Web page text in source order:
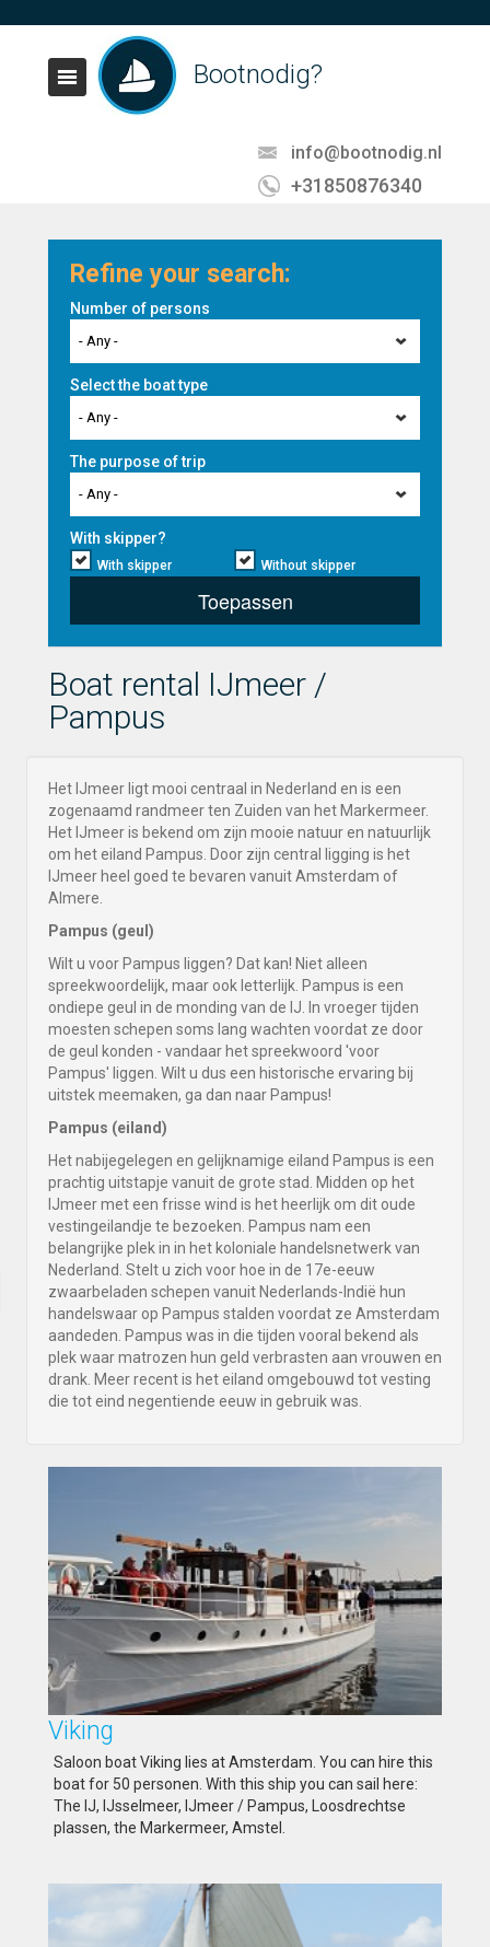
Bootnodig?
info@bootnodig.nl
+31850876340
Refine your search:
Number of persons
- Any -
Select the boat type
- Any -
The purpose of trip
- Any -
With skipper?
With skipper Without skipper
Toepassen
Boat rental IJmeer /
Pampus
Het IJmeer ligt mooi centraal in Nederland en is een
zogenaamd randmeer ten Zuiden van het Markermeer.
Het IJmeer is bekend om zijn mooie natuur en natuurlijk
om het eiland Pampus. Door zijn central ligging is het
IJmeer heel goed te bevaren vanuit Amsterdam of
Almere.
Pampus (geul)
Wilt u voor Pampus liggen? Dat kan! Niet alleen
spreekwoordelijk, maar ook letterlijk. Pampus is een
ondiepe geul in de monding van de IJ. In vroeger tijden
moesten schepen soms lang wachten voordat ze door
de geul konden - vandaar het spreekwoord 'voor
Pampus' liggen. Wilt u dus een historische ervaring bij
uitstek meemaken, ga dan naar Pampus!
Pampus (eiland)
Het nabijegelegen en gelijknamige eiland Pampus is een
prachtig uitstapje vanuit de grote stad. Midden op het
IJmeer met een frisse wind is het heerlijk om dit oude
vestingeilandje te bezoeken. Pampus nam een
belangrijke plek in in het koloniale handelsnetwerk van
Nederland. Stelt u zich voor hoe in de 17e-eeuw
zwaarbeladen schepen vanuit Nederlands-Indië hun
handelswaar op Pampus stalden voordat ze Amsterdam
aandeden. Pampus was in die tijden vooral bekend als
plek waar matrozen hun geld verbrasten aan vrouwen en
drank. Meer recent is het eiland omgebouwd tot vesting
die tot eind negentiende eeuw in gebruik was.
Viking
Saloon boat Viking lies at Amsterdam. You can hire this
boat for 50 personen. With this ship you can sail here:
The IJ, IJsselmeer, IJmeer / Pampus, Loosdrechtse
plassen, the Markermeer, Amstel.